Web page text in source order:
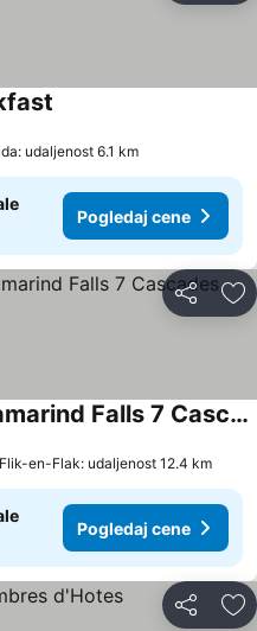
udaljenost 6.1 km
Pogledaj cene
Deli
Green Discovery B&B Tamarind Falls 7 Cascades
en-Flak: udaljenost 12.4 km
Pogledaj cene
Deli